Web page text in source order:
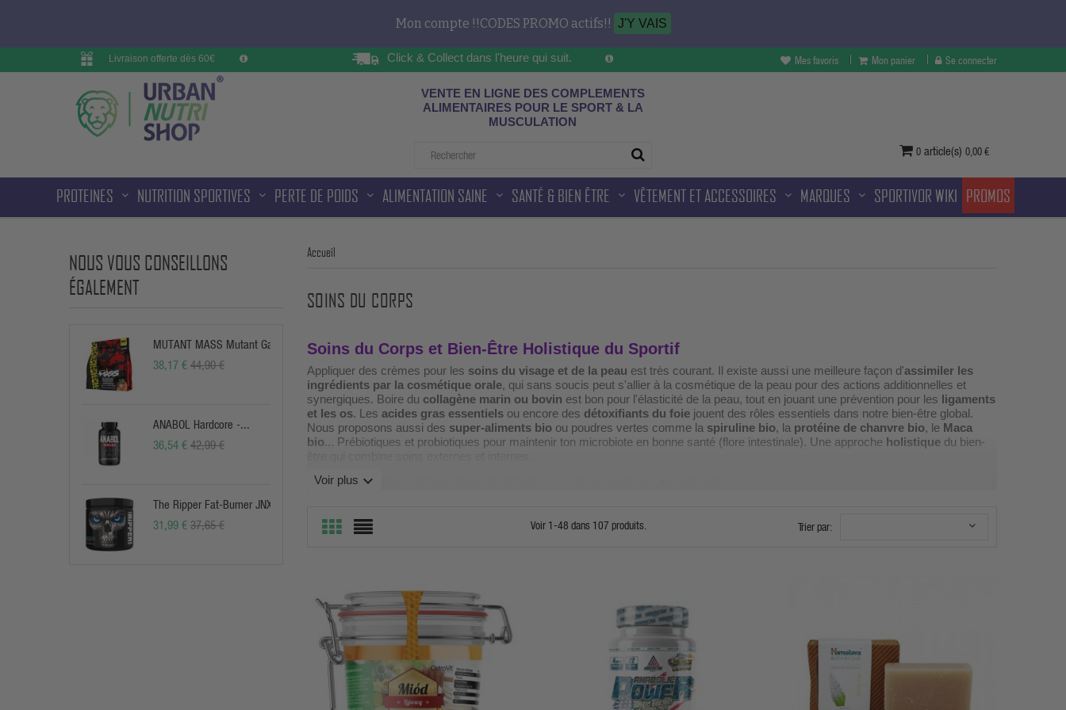
Mon compte !!CODES PROMO actifs!! J'Y VAIS
Livraison offerte dès 60€ Click & Collect dans l'heure qui suit.
Sur les horaires d'ouvertures à Melun et sans frais
additionnelle.
Mes favoris Mon panier Se connecter
VENTE EN LIGNE DES COMPLEMENTS
ALIMENTAIRES POUR LE SPORT & LA
MUSCULATION
0 article(s) 0,00 €
PROTEINES NUTRITION SPORTIVES PERTE DE POIDS ALIMENTATION SAINE SANTÉ & BIEN ÊTRE VÊTEMENT ET ACCESSOIRES MARQUES SPORTIVOR WIKI PROMOS
NOUS VOUS CONSEILLONS
ÉGALEMENT
MUTANT MASS Mutant Gainer
38,17 € 44,90 €
ANABOL Hardcore -...
36,54 € 42,99 €
The Ripper Fat-Burner JNX
31,99 € 37,65 €
Accueil
SOINS DU CORPS
Soins du Corps et Bien-Être Holistique du Sportif
Appliquer des crèmes pour les soins du visage et de la peau est très courant. Il existe aussi une meilleure façon d'assimiler les
ingrédients par la cosmétique orale, qui sans soucis peut s'allier à la cosmétique de la peau pour des actions additionnelles et
synergiques. Boire du collagène marin ou bovin est bon pour l'élasticité de la peau, tout en jouant une prévention pour les ligaments
et les os. Les acides gras essentiels ou encore des détoxifiants du foie jouent des rôles essentiels dans notre bien-être global.
Nous proposons aussi des super-aliments bio ou poudres vertes comme la spiruline bio, la protéine de chanvre bio, le Maca
bio... Prébiotiques et probiotiques pour maintenir ton microbiote en bonne santé (flore intestinale). Une approche holistique du bien-
Les 9 familles bien-être holistique chez Urban Nutri Shop
externe :
inflammatoire.
Détox du Foie
: compléments hépatoprotecteurs (chardon-marie, NAC, artichaut) pour drainer naturellement le foie et soutenir la
fonction détoxifiante.
Probiotiques et Prébiotiques
: restauration de l'équilibre intestinal, microbiote optimisé pour digestion, immunité et bien-être global.
Superaliments: spiruline, chlorella, maca, ashwagandha, baies de goji et autres concentrés nutritionnels riches en vitamines,
minéraux et antioxydants naturels.
Perte de Sommeil et Stress: magnésium, glycine, mélatonine, plantes adaptogènes (ashwagandha, rhodiola) pour un sommeil
réparateur et la gestion du stress.
Hygiène de la Peau: produits naturels pour le soin de la peau, crèmes hydratantes, lait corporel, soins du visage homme et femme.
Voir plus expand_more
Voir 1-48 dans 107 produits. Trier par: